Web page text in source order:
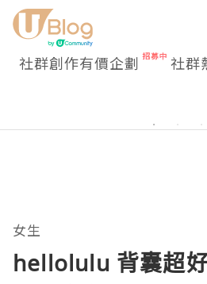
社群創作有價企劃 社群
女生
hellolulu 背囊超